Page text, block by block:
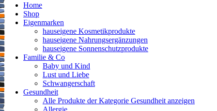
Home
Shop
Eigenmarken
hauseigene Kosmetikprodukte
hauseigene Nahrungsergänzungen
hauseigene Sonnenschutzprodukte
Familie & Co
Baby und Kind
Lust und Liebe
Schwangerschaft
Gesundheit
Alle Produkte der Kategorie Gesundheit anzeigen
Allergie